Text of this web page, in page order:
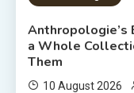
Anthropologie’s
a Whole
Them
10 August 2026